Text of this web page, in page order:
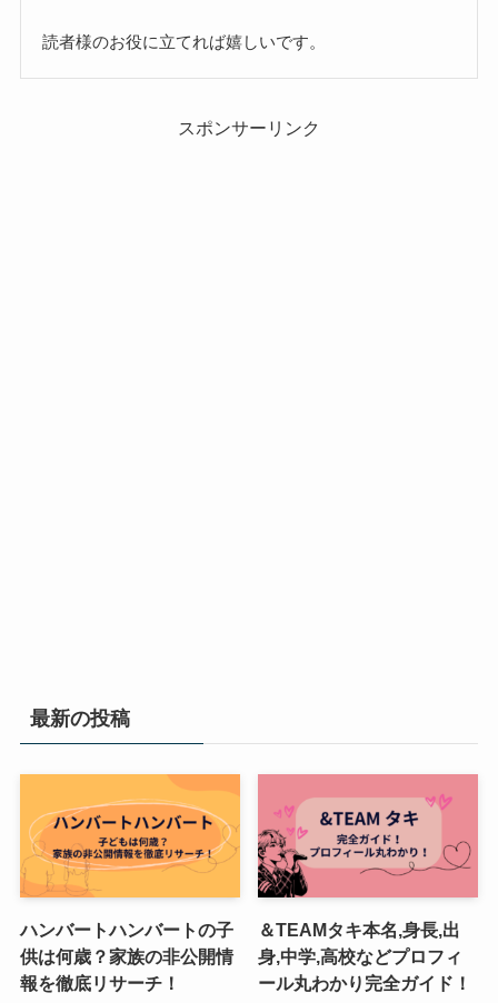
読者様のお役に立てれば嬉しいです。
スポンサーリンク
最新の投稿
ハンバートハンバートの子
供は何歳？家族の非公開情
報を徹底リサーチ！
＆TEAMタキ本名,身長,出
身,中学,高校などプロフィ
ール丸わかり完全ガイド！